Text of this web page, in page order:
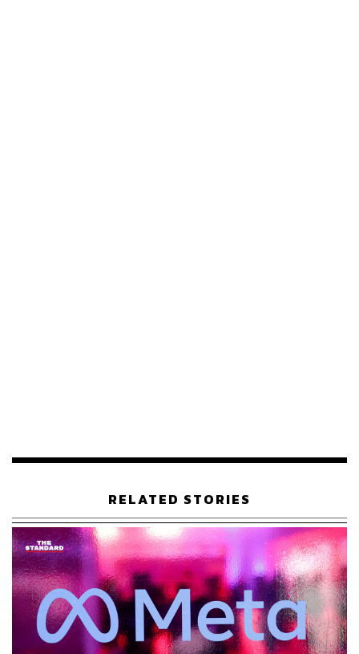
หุ่นยนต์
426
RELATED STORIES